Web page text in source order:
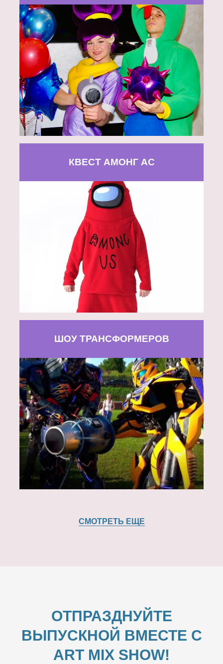
КВЕСТ АМОНГ АС
ШОУ ТРАНСФОРМЕРОВ
СМОТРЕТЬ ЕЩЕ
ОТПРАЗДНУЙТЕ
ВЫПУСКНОЙ ВМЕСТЕ С
ART MIX SHOW!